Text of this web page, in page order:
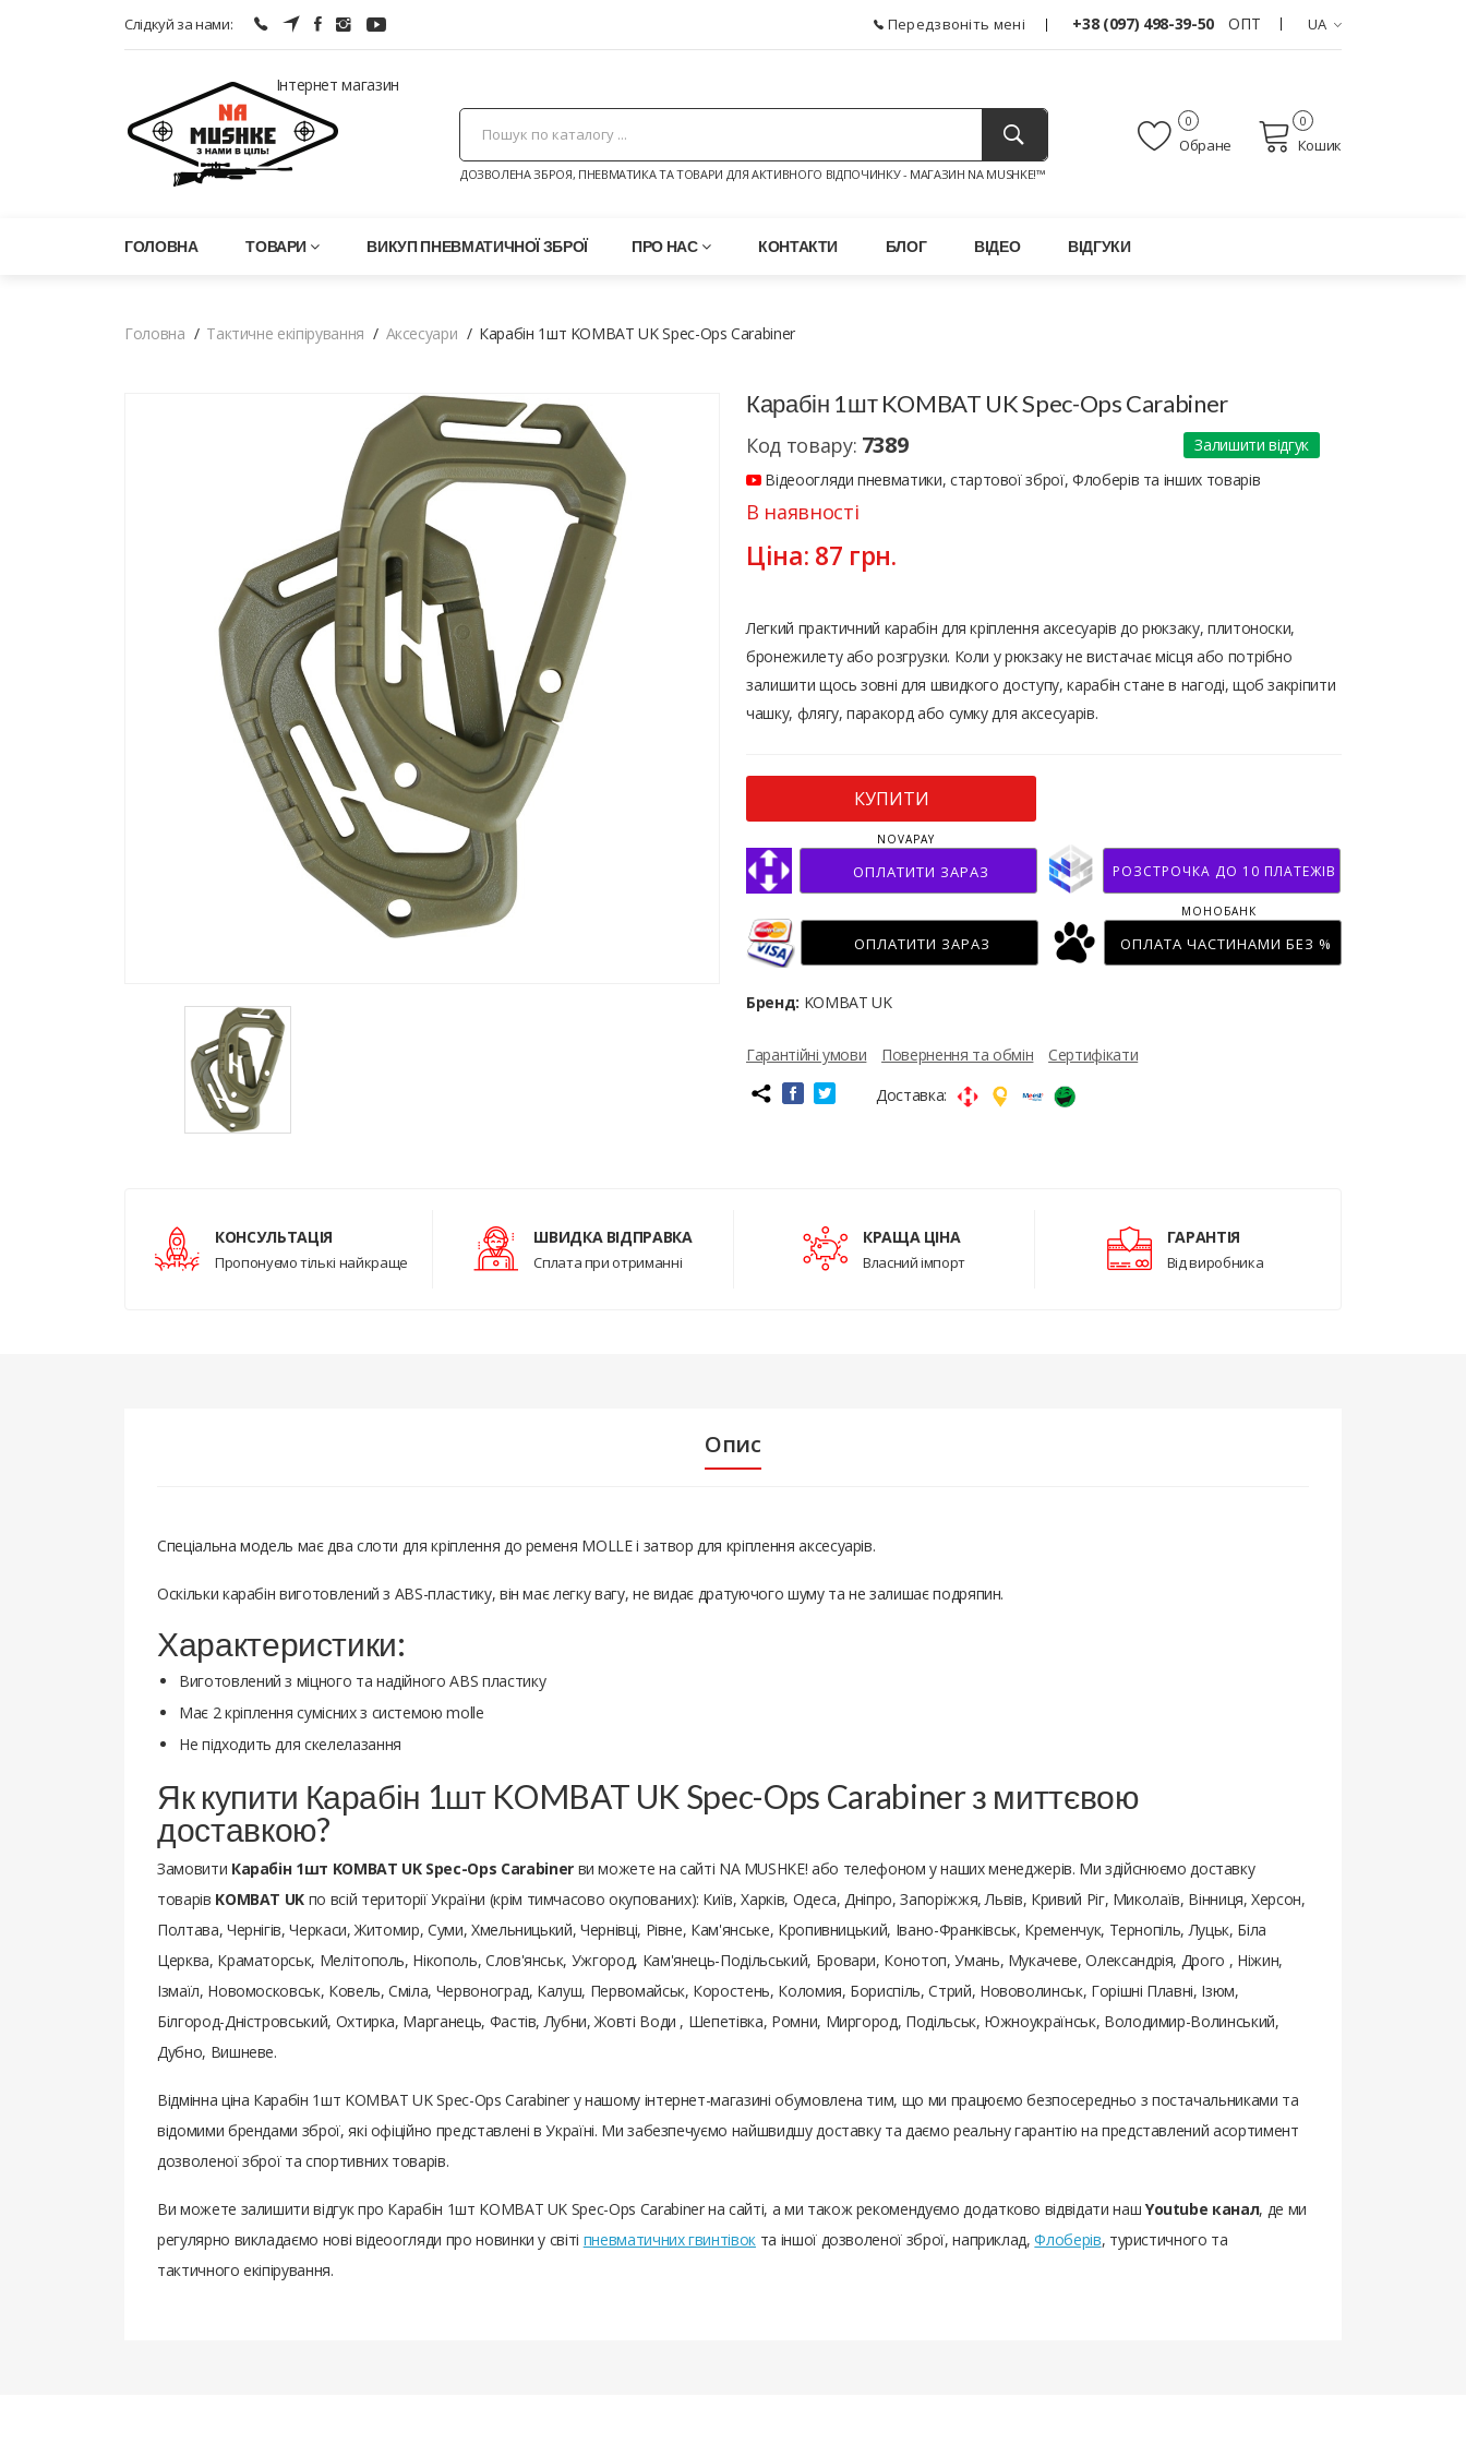
Слідкуй за нами: Передзвоніть мені +38 (097) 498-39-50 ОПТ UA
Інтернет магазин
ДОЗВОЛЕНА ЗБРОЯ, ПНЕВМАТИКА ТА ТОВАРИ ДЛЯ АКТИВНОГО ВІДПОЧИНКУ - МАГАЗИН NA MUSHKE!™
Обране
0
Кошик
0
ГОЛОВНА ТОВАРИ ВИКУП ПНЕВМАТИЧНОЇ ЗБРОЇ ПРО НАС КОНТАКТИ БЛОГ ВІДЕО ВІДГУКИ
Головна Тактичне екіпірування Аксесуари Карабін 1шт KOMBAT UK Spec-Ops Carabiner
Карабін 1шт KOMBAT UK Spec-Ops Carabiner
Код товару: 7389
Залишити відгук
Відеоогляди пневматики, стартової зброї, Флоберів та інших товарів
В наявності
Ціна: 87 грн.
Легкий практичний карабін для кріплення аксесуарів до рюкзаку, плитоноски,
бронежилету або розгрузки. Коли у рюкзаку не вистачає місця або потрібно
залишити щось зовні для швидкого доступу, карабін стане в нагоді, щоб закріпити
чашку, флягу, паракорд або сумку для аксесуарів.
КУПИТИ
ОПЛАТИТИ ЗАРАЗ
NOVAPAY
РОЗСТРОЧКА ДО 10 ПЛАТЕЖІВ
ОПЛАТИТИ ЗАРАЗ ОПЛАТА ЧАСТИНАМИ БЕЗ %
МОНОБАНК
Бренд: KOMBAT UK
Гарантійні умови Повернення та обмін
Сертифікати
Доставка:
КОНСУЛЬТАЦІЯ
Пропонуємо тількі найкраще
ШВИДКА ВІДПРАВКА
Сплата при отриманні
КРАЩА ЦІНА
Власний імпорт
ГАРАНТІЯ
Від виробника
Опис
Спеціальна модель має два слоти для кріплення до ременя MOLLE і затвор для кріплення аксесуарів.
Оскільки карабін виготовлений з ABS-пластику, він має легку вагу, не видає дратуючого шуму та не залишає подряпин.
Характеристики:
Виготовлений з міцного та надійного ABS пластику
Має 2 кріплення сумісних з системою molle
Не підходить для скелелазання
Як купити Карабін 1шт KOMBAT UK Spec-Ops Carabiner з миттєвою
доставкою?
Замовити Карабін 1шт KOMBAT UK Spec-Ops Carabinerви можете на сайті NA MUSHKE! або телефоном у наших менеджерів. Ми здійснюємо доставку
товарів KOMBAT UK по всій території України (крім тимчасово окупованих): Київ, Харків, Одеса, Дніпро, Запоріжжя, Львів, Кривий Ріг, Миколаїв, Вінниця, Херсон,
Полтава, Чернігів, Черкаси, Житомир, Суми, Хмельницький, Чернівці, Рівне, Кам'янське, Кропивницький, Івано-Франківськ, Кременчук, Тернопіль, Луцьк, Біла
Церква, Краматорськ, Мелітополь, Нікополь, Слов'янськ, Ужгород, Кам'янець-Подільський, Бровари, Конотоп, Умань, Мукачеве, Олександрія, Дрого , Ніжин,
Ізмаїл, Новомосковськ, Ковель, Сміла, Червоноград, Калуш, Первомайськ, Коростень, Коломия, Бориспіль, Стрий, Нововолинськ, Горішні Плавні, Ізюм,
Білгород-Дністровський, Охтирка, Марганець, Фастів, Лубни, Жовті Води , Шепетівка, Ромни, Миргород, Подільськ, Южноукраїнськ, Володимир-Волинський,
Дубно, Вишневе.
Відмінна ціна Карабін 1шт KOMBAT UK Spec-Ops Carabiner у нашому інтернет-магазині обумовлена ​​тим, що ми працюємо безпосередньо з постачальниками та
відомими брендами зброї, які офіційно представлені в Україні. Ми забезпечуємо найшвидшу доставку та даємо реальну гарантію на представлений асортимент
дозволеної зброї та спортивних товарів.
Ви можете залишити відгук про Карабін 1шт KOMBAT UK Spec-Ops Carabiner на сайті, а ми також рекомендуємо додатково відвідати наш Youtube канал, де ми
регулярно викладаємо нові відеоогляди про новинки у світі пневматичних гвинтівок та іншої дозволеної зброї, наприклад,Флоберів, туристичного та
тактичного екіпірування.